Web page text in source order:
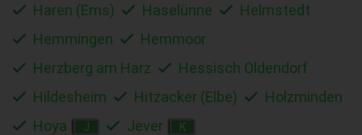
Haren (Ems)
Haselünne
Helmstedt
Hemmingen
Hemmoor
Herzberg am Harz
Hessisch Oldendorf
Hildesheim
Hitzacker (Elbe)
Holzminden
Hoya
J Jever K